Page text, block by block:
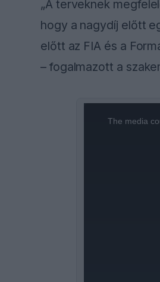
„A terveknek
hogy a nagydíj előtt
előtt az FIA és a
– fogalmazott a
The media